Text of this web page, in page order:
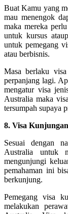
Buat Kamu yang
mau menengok
maka mereka
untuk kursus
untuk pemegang
atau berbisnis.
Masa berlaku
perpanjang lagi.
mengatur visa
Australia maka
tersumpah supaya
8. Visa
Sesuai dengan
Australia untuk
mengunjungi
pemahaman ini
berkunjung.
Pemegang visa
melakukan